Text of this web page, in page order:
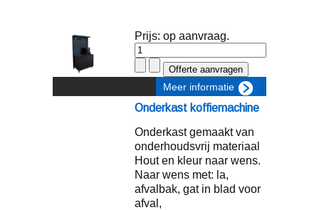
Prijs: op aanvraag.
Meer informatie
Onderkast koffiemachine
Onderkast gemaakt van
onderhoudsvrij materiaal
Hout en kleur naar wens.
Naar wens met: la,
afvalbak, gat in blad voor
afval,